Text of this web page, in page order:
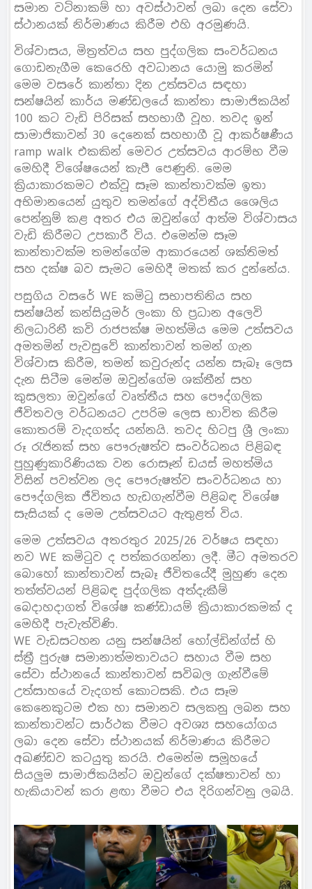
සමාන වටිනාකම් හා අවස්ථාවන් ලබා දෙන සේවා
ස්ථානයක් නිර්මාණය කිරීම එහි අරමුණයි.
විශ්වාසය, මිත්‍රත්වය සහ පුද්ගලික සංවර්ධනය
ගොඩනැගීම කෙරෙහි අවධානය යොමු කරමින්
මෙම වසරේ කාන්තා දින උත්සවය සඳහා
සන්ෂයින් කාර්ය මණ්ඩලයේ කාන්තා සාමාජිකයින්
100 කට වැඩි පිරිසක් සහභාගී වූහ. තවද ඉන්
සාමාජිකාවන් 30 දෙනෙක් සහභාගී වූ ආකර්ෂණීය
ramp walk එකකින් මෙවර උත්සවය ආරම්භ වීම
මෙහිදී විශේෂයෙන් කැපී පෙණුනි. මෙම
ක්‍රියාකාරකමට එක්වූ සෑම කාන්තාවක්ම ඉතා
අභිමානයෙන් යුතුව තමන්ගේ අද්විතීය ශෛලිය
පෙන්නුම් කළ අතර එය ඔවුන්ගේ ආත්ම විශ්වාසය
වැඩි කිරීමට උපකාරී විය. එමෙන්ම සෑම
කාන්තාවක්ම තමන්ගේම ආකාරයෙන් ශක්තිමත්
සහ දක්ෂ බව සැමට මෙහිදී මතක් කර දුන්නේය.
පසුගිය වසරේ WE කමිටු සභාපතිනිය සහ
සන්ෂයින් කන්සියුමර් ලංකා හි ප්‍රධාන අලෙවි
නිලධාරිනී කවි රාජපක්ෂ මහත්මිය මෙම උත්සවය
අමතමින් පැවසුවේ කාන්තාවන් තමන් ගැන
විශ්වාස කිරීම, තමන් කවුරුන්ද යන්න සැබෑ ලෙස
දැන සිටීම මෙන්ම ඔවුන්ගේම ශක්තීන් සහ
කුසලතා ඔවුන්ගේ වෘත්තීය සහ පෞද්ගලික
ජීවිතවල වර්ධනයට උපරිම ලෙස භාවිත කිරීම
කොතරම් වැදගත්ද යන්නයි. තවද හිටපු ශ්‍රී ලංකා
රූ රැජිනක් සහ පෞරුෂත්ව සංවර්ධනය පිළිබඳ
පුහුණුකාරිණියක වන රොසෑන් ඩයස් මහත්මිය
විසින් පවත්වන ලද පෞරුෂත්ව සංවර්ධනය හා
පෞද්ගලික ජීවිතය හැඩගැන්වීම පිළිබඳ විශේෂ
සැසියක් ද මෙම උත්සවයට ඇතුළත් විය.
මෙම උත්සවය අතරතුර 2025/26 වර්ෂය සඳහා
නව WE කමිටුව ද පත්කරගන්නා ලදී. මීට අමතරව
බොහෝ කාන්තාවන් සැබෑ ජීවිතයේදී මුහුණ දෙන
තත්ත්වයන් පිළිබඳ පුද්ගලික අත්දැකීම්
බෙදාහදාගත් විශේෂ කණ්ඩායම් ක්‍රියාකාරකමක් ද
මෙහිදී පැවැත්විණි.
WE වැඩසටහන යනු සන්ෂයින් හෝල්ඩින්ග්ස් හි
ස්ත්‍රී පුරුෂ සමානාත්මතාවයට සහාය වීම සහ
සේවා ස්ථානයේ කාන්තාවන් සවිබල ගැන්වීමේ
උත්සාහයේ වැදගත් කොටසකි. එය සෑම
කෙනෙකුටම එක හා සමානව සලකනු ලබන සහ
කාන්තාවන්ට සාර්ථක වීමට අවශ්‍ය සහයෝගය
ලබා දෙන සේවා ස්ථානයක් නිර්මාණය කිරීමට
අඛණ්ඩව කටයුතු කරයි. එමෙන්ම සමූහයේ
සියලුම සාමාජිකයින්ට ඔවුන්ගේ දක්ෂතාවන් හා
හැකියාවන් කරා ළඟා වීමට එය දිරිගන්වනු ලබයි.